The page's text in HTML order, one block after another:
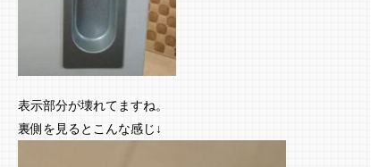
表示部分が壊れてますね。
裏側を見るとこんな感じ↓